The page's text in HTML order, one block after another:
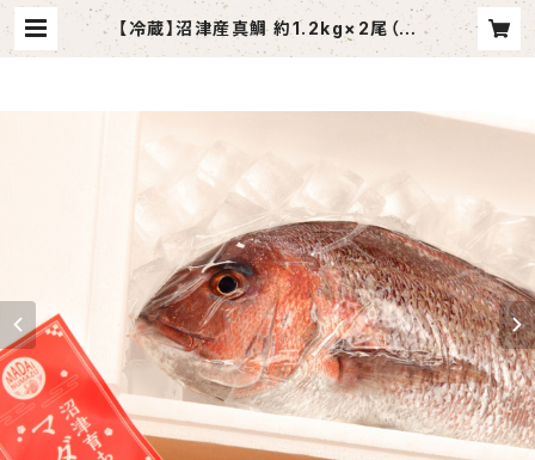
【冷蔵】沼津産真鯛 約1.2kg×2尾（ウ
ロコ・内臓・エラ処理済み） | otodok